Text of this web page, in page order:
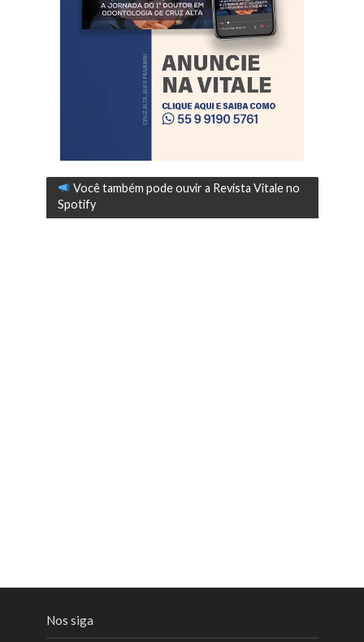
Você também pode ouvir a Revista Vitale no
Spotify
Nos siga